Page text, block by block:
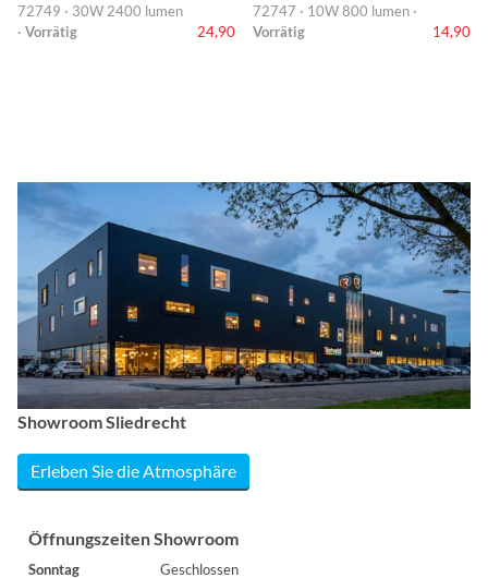
72749 · 30W 2400 lumen
· Vorrätig 24,90
72747 · 10W 800 lumen ·
Vorrätig
14,90
Showroom Sliedrecht
Erleben Sie die Atmosphäre
Öffnungszeiten Showroom
Sonntag
Geschlossen